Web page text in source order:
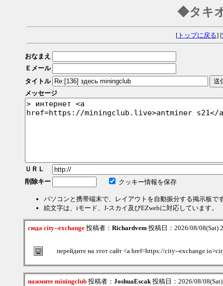
◆タキ
[トップに戻る] [
おなまえ
Ｅメール
タイトル
メッセージ
ＵＲＬ
削除キー
クッキー情報を保存
パソコンと携帯端末で、レイアウトを自動振分する掲示板で
絵文字は、iモード、J-スカイ及びEZwebに対応しています。
сюда city--exchange 投稿者： Richardvem 投稿日：2026/08/08(Sat)
перейдите на этот сайт <a href=https://city--
нажмите miningclub 投稿者： JoshuaEscak投稿日：2026/08/